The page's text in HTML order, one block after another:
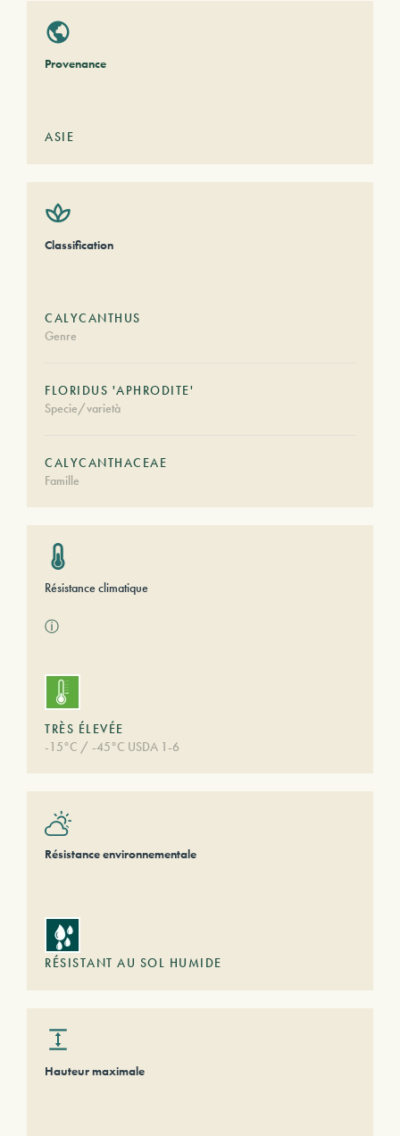
Provenance
ASIE
Classification
CALYCANTHUS
Genre
FLORIDUS 'APHRODITE'
Specie/varietà
CALYCANTHACEAE
Famille
Résistance climatique
ⓘ
TRÈS ÉLEVÉE
-15°C / -45°C USDA 1-6
Résistance environnementale
RÉSISTANT AU SOL HUMIDE
Hauteur maximale